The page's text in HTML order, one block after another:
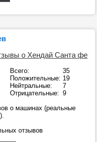
о Хендай Санта фе
Всего:
35
Положительные: 19
Нейтральные:
7
Отрицательные: 9
о машинах (реальные
отзывов